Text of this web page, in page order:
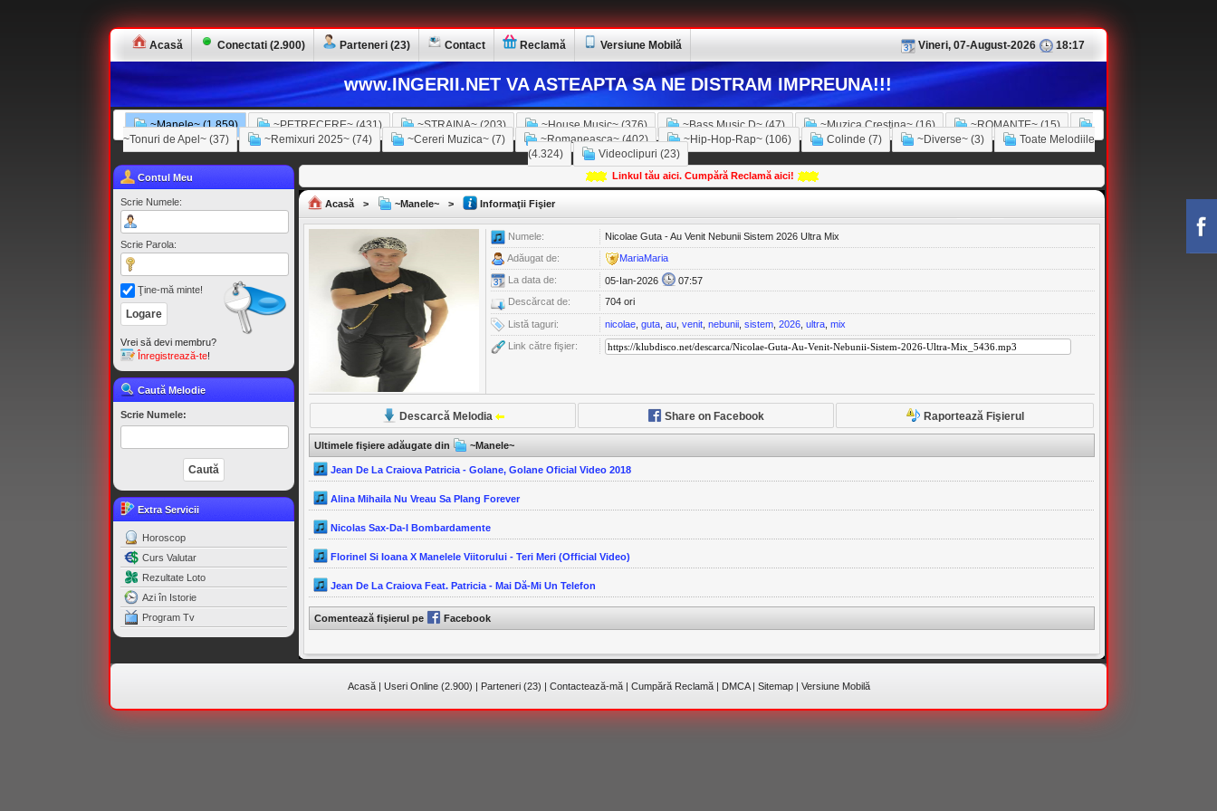
Acasă Conectati (2.900) Parteneri (23) Contact Reclamă Versiune Mobilă Vineri, 07-August-2026 18:17
www.INGERII.NET VA ASTEAPTA SA NE DISTRAM IMPREUNA!!!
~Manele~ (1.859) ~PETRECERE~ (431) ~STRAINA~ (203) ~House Music~ (376) ~Bass Music D~ (47) ~Muzica Crestina~ (16)
~ROMANTE~ (15)
~Tonuri de Apel~ (37)
~Remixuri 2025~ (74) ~Cereri Muzica~ (7) ~Romaneasca~ (402) ~Hip-Hop-Rap~ (106) Colinde (7) ~Diverse~ (3)
Toate Melodiile
(4.324)
Videoclipuri (23)
Contul Meu
Scrie Numele:
Scrie Parola:
Ţine-mă minte!
Vrei să devi membru?
Înregistrează-te!
Caută Melodie
Scrie Numele:
Extra Servicii
Horoscop
Curs Valutar
Rezultate Loto
Azi în Istorie
Program Tv
Linkul tău aici. Cumpără Reclamă aici!
Acasă > ~Manele~ > Informaţii Fişier
Numele: Nicolae Guta - Au Venit Nebunii Sistem 2026 Ultra Mix
Adăugat de: MariaMaria
La data de: 05-Ian-2026
07:57
Descărcat de:
704 ori
Listă taguri: nicolae guta au venit nebunii sistem 2026 ultra mix
Link către fişier:
Descarcă Melodia Share on Facebook Raportează Fişierul
Ultimele fişiere adăugate din ~Manele~
Jean De La Craiova Patricia - Golane, Golane Oficial Video 2018
Alina Mihaila Nu Vreau Sa Plang Forever
Nicolas Sax-Da-I Bombardamente
Florinel Si Ioana X Manelele Viitorului - Teri Meri (Official Video)
Jean De La Craiova Feat. Patricia - Mai Dă-Mi Un Telefon
Comentează fişierul pe Facebook
Acasă| Useri Online (2.900) | Parteneri (23) | Contactează-mă| Cumpără Reclamă| DMCA| Sitemap| Versiune Mobilă